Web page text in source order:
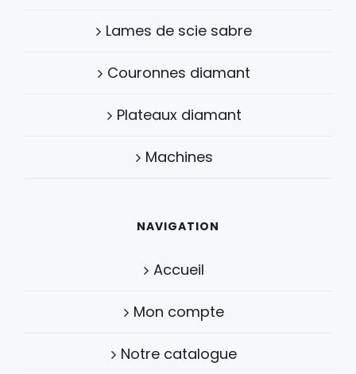
Lames de scie sabre
Couronnes diamant
Plateaux diamant
Machines
NAVIGATION
Accueil
Mon compte
Notre catalogue